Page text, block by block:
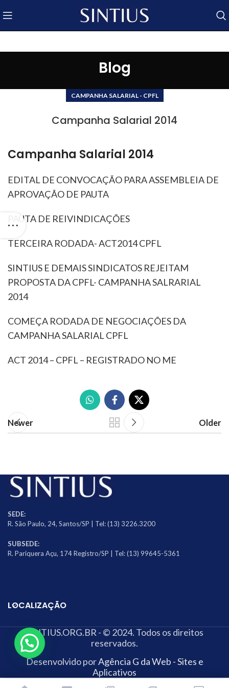
Blog
CAMPANHA SALARIAL - CPFL
Campanha Salarial 2014
Campanha Salarial 2014
EDITAL DE CONVOCAÇÃO PARA ASSEMBLEIA DE
APROVAÇÃO DE PAUTA
PAUTA DE REIVINDICAÇÕES
TERCEIRA RODADA- ACT2014 CPFL
SINTIUS E DEMAIS SINDICATOS REJEITAM
PROPOSTA DA CPFL- CAMPANHA SALRARIAL
2014
COMEÇA RODADA DE NEGOCIAÇÕES DA
CAMPANHA SALARIAL CPFL
ACT 2014 – CPFL – REGISTRADO NO ME
Newer Older
SEDE:
R. São Paulo, 24, Santos/SP | Tel: (13) 3226.3200
SUBSEDE:
R. Pariquera Açu, 174 Registro/SP | Tel: (13) 99645-5361
LOCALIZAÇÃO
SINTIUS.ORG.BR - © 2024. Todos os direitos
reservados.
Desenvolvido porAgência G da Web - Sites e
Aplicativos